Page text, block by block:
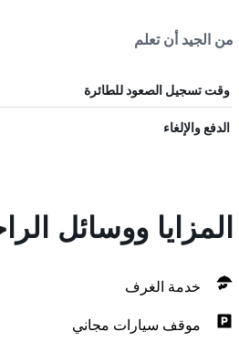
من الجيد أن تعلم
وقت تسجيل الصعود للطائرة
الدفع والإلغاء
المزايا ووسائل
خدمة الغرف
موقف سيارات مجاني